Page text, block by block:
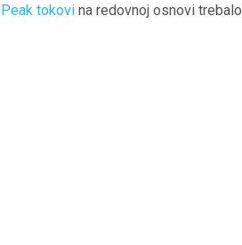
Peak tokovi na redovnoj osnovi